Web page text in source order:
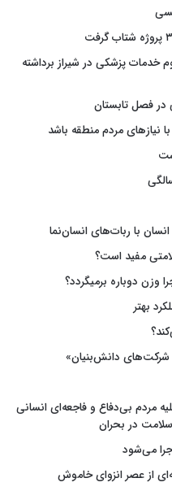
خدمات پزشکی در شیراز برداشته
فصل تابستان
مردم منطقه باشد
با ربات‌های انسان‌نما
مفید است؟
وزن دوباره برمیگردد؟
بهتر
دانش‌بنیان»
مردم بی‌دفاع و فاجعه‌ای انسانی
در بحران
می‌شود
از عصر انزوای خاموش